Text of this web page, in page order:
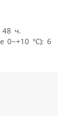
48 ч.
0~+10 °C): 6